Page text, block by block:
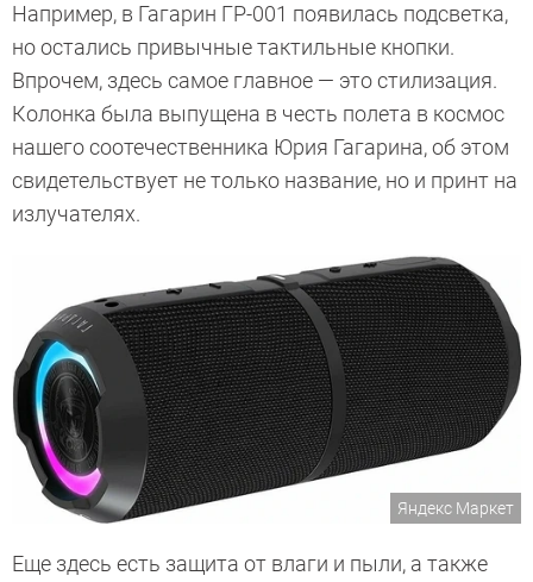
Например, в Гагарин ГР-001 появилась подсветка,
но остались привычные тактильные кнопки.
Впрочем, здесь самое главное — это стилизация.
Колонка была выпущена в честь полета в космос
нашего соотечественника Юрия Гагарина, об этом
свидетельствует не только название, но и принт на
излучателях.
Яндекс Маркет
Еще здесь есть защита от влаги и пыли, а также